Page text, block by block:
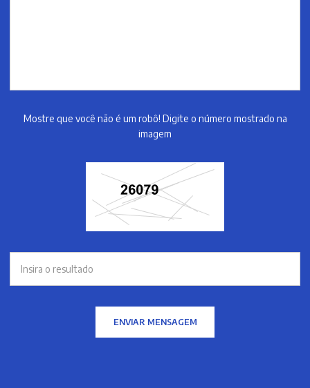
Mostre que você não é um robô! Digite o número mostrado na
imagem
ENVIAR MENSAGEM